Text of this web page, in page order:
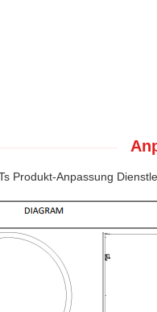
Produkt-Anpassung